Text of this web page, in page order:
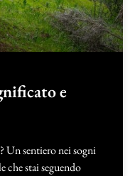
e
Un sentiero nei sogni
che stai seguendo